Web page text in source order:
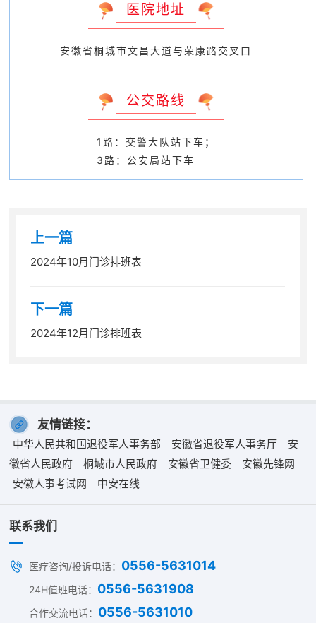
医院地址
安徽省桐城市文昌大道与荣康路交叉口
公交路线
1路：交警大队站下车；
3路：公安局站下车
上一篇
2024年10月门诊排班表
下一篇
2024年12月门诊排班表
友情链接：
中华人民共和国退役军人事务部 安徽省退役军人事务厅
安
徽省人民政府
桐城市人民政府 安徽省卫健委
安徽先锋网
安徽人事考试网
中安在线
联系我们
医疗咨询/投诉电话： 0556-5631014
24H值班电话： 0556-5631908
合作交流电话： 0556-5631010